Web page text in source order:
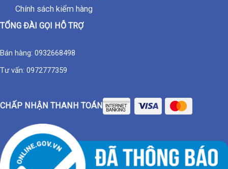
Chính sách kiểm hàng
TỔNG ĐÀI GỌI HỖ TRỢ
Bán hàng: 0932668498
Tư vấn: 0972777359
CHẤP NHẬN THANH TOÁN